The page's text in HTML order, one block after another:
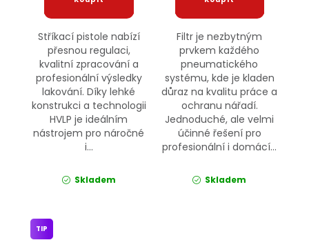
Stříkací pistole nabízí
přesnou regulaci,
kvalitní zpracování a
profesionální výsledky
lakování. Díky lehké
konstrukci a technologii
HVLP je ideálním
nástrojem pro náročné
i...
Skladem
Filtr je nezbytným
prvkem každého
pneumatického
systému, kde je kladen
důraz na kvalitu práce a
ochranu nářadí.
Jednoduché, ale velmi
účinné řešení pro
profesionální i domácí...
Skladem
TIP